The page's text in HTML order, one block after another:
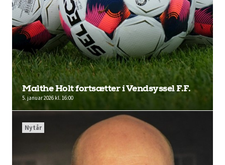
Malthe Holt fortsætter i Vendsyssel F.F.
5. januar 2026 kl. 16:00
Nytår